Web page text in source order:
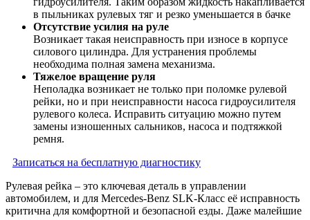
в пыльниках рулевых тяг и резко уменьшается в бачке
Отсутствие усилия на руле
Возникает такая неисправность при износе в корпусе
силового цилиндра. Для устранения проблемы
необходима полная замена механизма.
Тяжелое вращение руля
Неполадка возникает не только при поломке рулевой
рейки, но и при неисправности насоса гидроусилителя
рулевого колеса. Исправить ситуацию можно путем
замены изношенных сальников, насоса и подтяжкой
ремня.
Записаться на бесплатную диагностику
Рулевая рейка – это ключевая деталь в управлении
автомобилем, и для Mercedes-Benz SLK-Класс её исправность
критична для комфортной и безопасной езды. Даже малейшие